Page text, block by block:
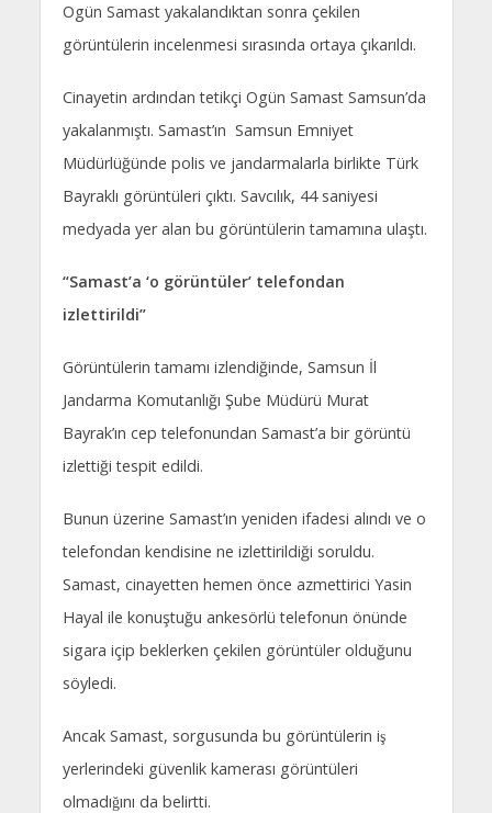
Ogün Samast yakalandıktan sonra çekilen
görüntülerin incelenmesi sırasında ortaya çıkarıldı.
Cinayetin ardından tetikçi Ogün Samast Samsun’da
yakalanmıştı. Samast’ın Samsun Emniyet
Müdürlüğünde polis ve jandarmalarla birlikte Türk
Bayraklı görüntüleri çıktı. Savcılık, 44 saniyesi
medyada yer alan bu görüntülerin tamamına ulaştı.
“Samast’a ‘o görüntüler’ telefondan
izlettirildi”
Görüntülerin tamamı izlendiğinde, Samsun İl
Jandarma Komutanlığı Şube Müdürü Murat
Bayrak’ın cep telefonundan Samast’a bir görüntü
izlettiği tespit edildi.
Bunun üzerine Samast’ın yeniden ifadesi alındı ve o
telefondan kendisine ne izlettirildiği soruldu.
Samast, cinayetten hemen önce azmettirici Yasin
Hayal ile konuştuğu ankesörlü telefonun önünde
sigara içip beklerken çekilen görüntüler olduğunu
söyledi.
Ancak Samast, sorgusunda bu görüntülerin iş
yerlerindeki güvenlik kamerası görüntüleri
olmadığını da belirtti.